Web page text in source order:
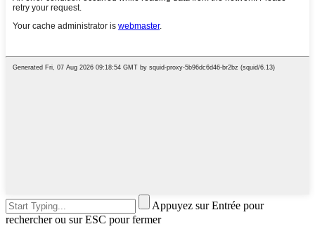
Appuyez sur Entrée pour
rechercher ou sur ESC pour fermer